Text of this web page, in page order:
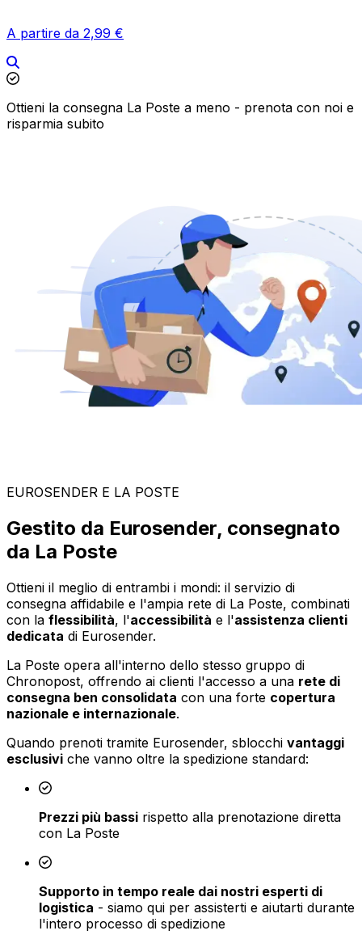
A partire da 2,99 €
Ottieni la consegna La Poste a meno - prenota con noi e
risparmia subito
EUROSENDER E LA POSTE
Gestito da Eurosender, consegnato
da La Poste
Ottieni il meglio di entrambi i mondi: il servizio di
consegna affidabile e l'ampia rete di La Poste, combinati
con la flessibilità, l'accessibilità e l'assistenza clienti
dedicata di Eurosender.
La Poste opera all'interno dello stesso gruppo di
Chronopost, offrendo ai clienti l'accesso a una rete di
consegna ben consolidata con una forte copertura
nazionale e internazionale.
Quando prenoti tramite Eurosender, sblocchi vantaggi
esclusivi che vanno oltre la spedizione standard:
Prezzi più bassi rispetto alla prenotazione diretta
con La Poste
Supporto in tempo reale dai nostri esperti di
logistica - siamo qui per assisterti e aiutarti durante
l'intero processo di spedizione